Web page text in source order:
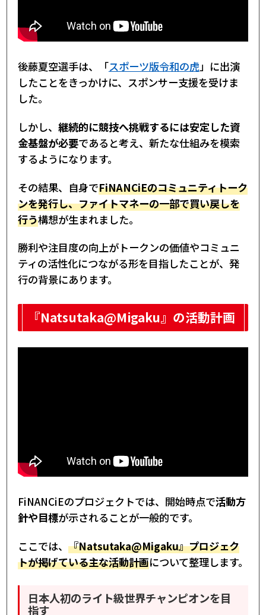
後藤夏空選手は、「スポーツ版令和の虎」に出演
したことをきっかけに、スポンサー支援を受けま
した。
しかし、 継続的に競技へ挑戦するには安定した資
金基盤が必要であると考え、新たな仕組みを模索
するようになります。
その結果、自身でFiNANCiEのコミュニティトーク
ンを発行し、ファイトマネーの一部で買い戻しを
行う構想が生まれました。
勝利や注目度の向上がトークンの価値やコミュニ
ティの活性化につながる形を目指したことが、発
行の背景にあります。
『Natsutaka@Migaku』の活動計画
FiNANCiEのプロジェクトでは、開始時点で活動方
針や目標が示されることが一般的です。
ここでは、 『Natsutaka@Migaku』プロジェク
トが掲げている主な活動計画について整理します。
日本人初のライト級世界チャンピオンを目
指す